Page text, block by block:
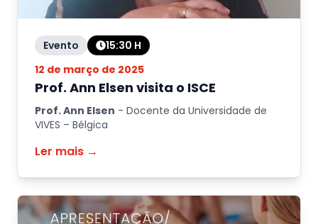
Evento 15:30 H
12 de março de 2025
Prof. Ann Elsen visita o ISCE
Prof. Ann Elsen - Docente da Universidade de
VIVES – Bélgica
Ler mais →